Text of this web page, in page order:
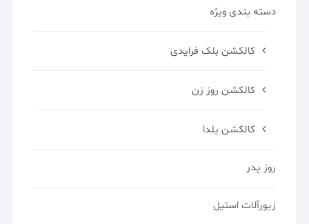
دسته بندی ویژه
کالکشن بلک فرایدی
کالکشن روز زن
کالکشن یلدا
روز پدر
زیورآلات استیل